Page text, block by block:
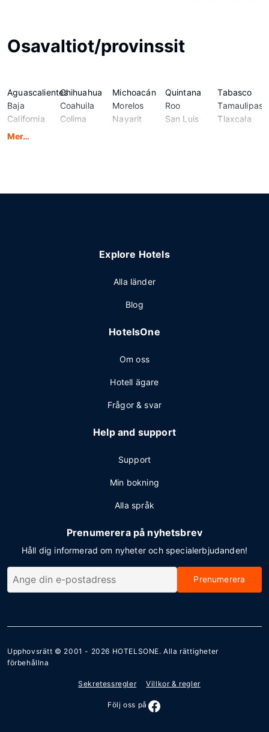
Osavaltiot/provinssit
Aguascalientes
Baja
California
Baja
Chihuahua
Coahuila
Colima
Michoacán
Morelos
Nayarit
Quintana
Roo
San Luis
Tabasco
Tamaulipas
Tlaxcala
Mer…
Explore Hotels
Alla länder
Blog
HotelsOne
Om oss
Hotell ägare
Frågor & svar
Help and support
Support
Min bokning
Alla språk
Prenumerera på nyhetsbrev
Håll dig informerad om nyheter och specialerbjudanden!
Prenumerera
Upphovsrätt © 2001 - 2026 HOTELSONE. Alla rättigheter
förbehållna
Sekretessregler Villkor & regler
Följ oss på